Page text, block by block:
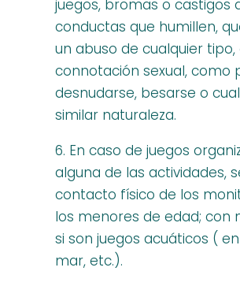
juegos, bromas o castigos
conductas que humillen,
un abuso de cualquier
connotación sexual, como
desnudarse, besarse o
similar naturaleza.
6. En caso de juegos
alguna de las actividades,
contacto físico de los
los menores de edad; con
si son juegos acuáticos (
mar, etc.).